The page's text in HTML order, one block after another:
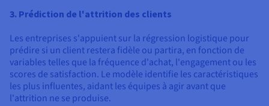
3. Prédiction de l'attrition des clients
Les entreprises s'appuient sur la régression logistique pour
prédire si un client restera fidèle ou partira, en fonction de
variables telles que la fréquence d'achat, l'engagement ou les
scores de satisfaction. Le modèle identifie les caractéristiques
les plus influentes, aidant les équipes à agir avant que
l'attrition ne se produise.